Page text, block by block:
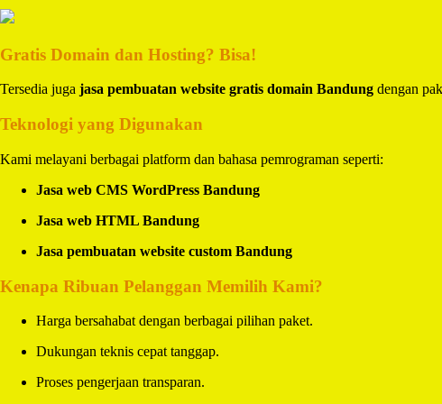
Gratis Domain dan Hosting? Bisa!
Tersedia juga jasa pembuatan website gratis domain Bandung dengan
Teknologi yang Digunakan
Kami melayani berbagai platform dan bahasa pemrograman seperti:
Jasa web CMS WordPress Bandung
Jasa web HTML Bandung
Jasa pembuatan website custom Bandung
Kenapa Ribuan Pelanggan Memilih Kami?
Harga bersahabat dengan berbagai pilihan paket.
Dukungan teknis cepat tanggap.
Proses pengerjaan transparan.